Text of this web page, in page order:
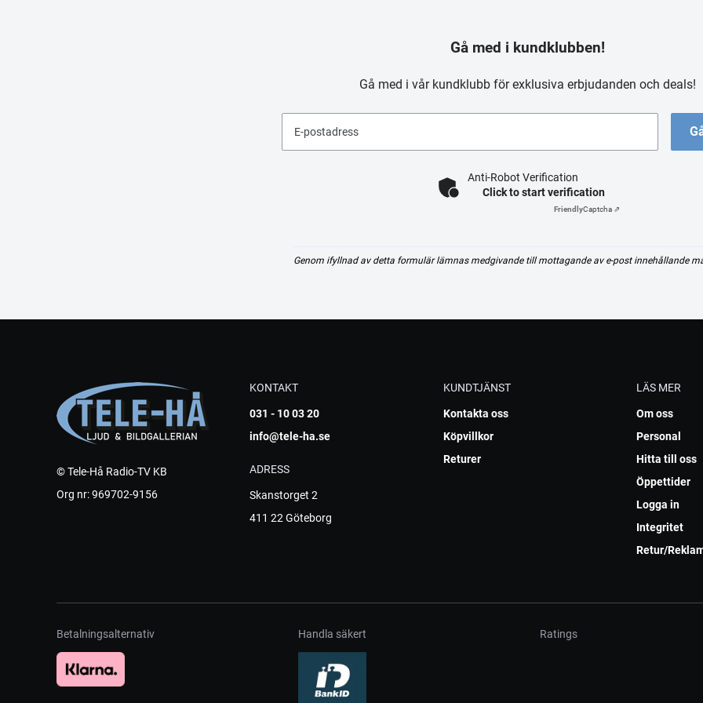
Gå med i kundklubben!
Gå med i vår kundklubb för exklusiva erbjudanden och deals!
E-postadress
Anti-Robot Verification
Click to start verification
FriendlyCaptcha ⇗
Genom ifyllnad av detta formulär lämnas medgivande till mottagande av e-post innehållande
© Tele-Hå Radio-TV KB
Org nr: 969702-9156
KONTAKT
031 - 10 03 20
info@tele-ha.se
ADRESS
Skanstorget 2
411 22 Göteborg
KUNDTJÄNST
Kontakta oss
Köpvillkor
Returer
LÄS MER
Om oss
Personal
Hitta till oss
Öppettider
Logga in
Integritet
Retur/
Betalningsalternativ Handla säkert Ratings